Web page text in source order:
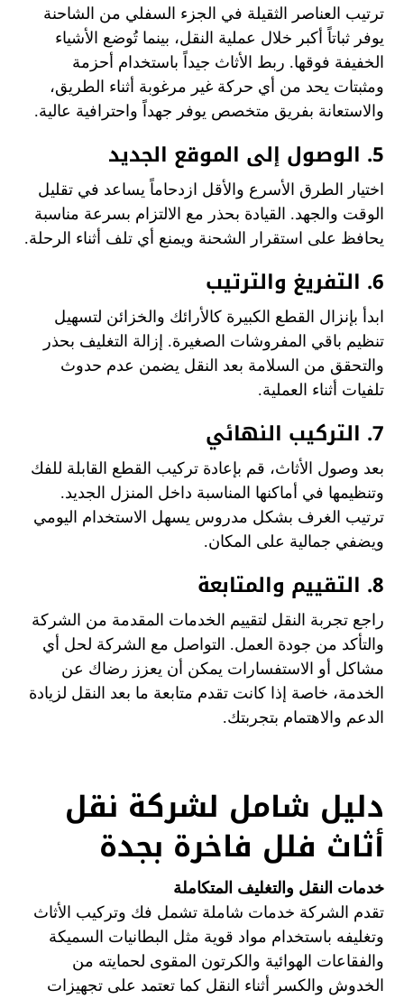
ترتيب العناصر الثقيلة في الجزء السفلي من الشاحنة
يوفر ثباتاً أكبر خلال عملية النقل، بينما تُوضع الأشياء
الخفيفة فوقها. ربط الأثاث جيداً باستخدام أحزمة
ومثبتات يحد من أي حركة غير مرغوبة أثناء الطريق،
والاستعانة بفريق متخصص يوفر جهداً واحترافية عالية.
5. الوصول إلى الموقع الجديد
اختيار الطرق الأسرع والأقل ازدحاماً يساعد في تقليل
الوقت والجهد. القيادة بحذر مع الالتزام بسرعة مناسبة
يحافظ على استقرار الشحنة ويمنع أي تلف أثناء الرحلة.
6. التفريغ والترتيب
ابدأ بإنزال القطع الكبيرة كالأرائك والخزائن لتسهيل
تنظيم باقي المفروشات الصغيرة. إزالة التغليف بحذر
والتحقق من السلامة بعد النقل يضمن عدم حدوث
تلفيات أثناء العملية.
7. التركيب النهائي
بعد وصول الأثاث، قم بإعادة تركيب القطع القابلة للفك
وتنظيمها في أماكنها المناسبة داخل المنزل الجديد.
ترتيب الغرف بشكل مدروس يسهل الاستخدام اليومي
ويضفي جمالية على المكان.
8. التقييم والمتابعة
راجع تجربة النقل لتقييم الخدمات المقدمة من الشركة
والتأكد من جودة العمل. التواصل مع الشركة لحل أي
مشاكل أو الاستفسارات يمكن أن يعزز رضاك عن
الخدمة، خاصة إذا كانت تقدم متابعة ما بعد النقل لزيادة
الدعم والاهتمام بتجربتك.
دليل شامل لشركة نقل
أثاث فلل فاخرة بجدة
خدمات النقل والتغليف المتكاملة
تقدم الشركة خدمات شاملة تشمل فك وتركيب الأثاث
وتغليفه باستخدام مواد قوية مثل البطانيات السميكة
والفقاعات الهوائية والكرتون المقوى لحمايته من
الخدوش والكسر أثناء النقل كما تعتمد على تجهيزات